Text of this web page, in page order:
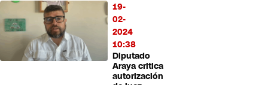
19-
02-
2024
10:38
Diputado
Araya critica
autorización